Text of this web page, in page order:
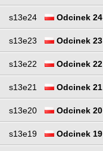
s13e24 Odcinek 24
s13e23 Odcinek 23
s13e22 Odcinek 22
s13e21 Odcinek 21
s13e20 Odcinek 20
s13e19 Odcinek 19